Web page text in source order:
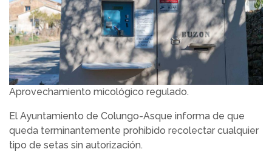
Aprovechamiento micológico regulado.
El Ayuntamiento de Colungo-Asque informa de que
queda terminantemente prohibido recolectar cualquier
tipo de setas sin autorización.